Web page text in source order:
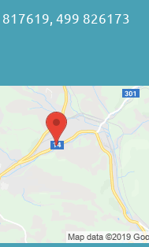
499 826173